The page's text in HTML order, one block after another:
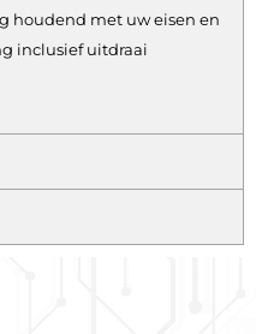
houdend met uw eisen en
inclusief uitdraai